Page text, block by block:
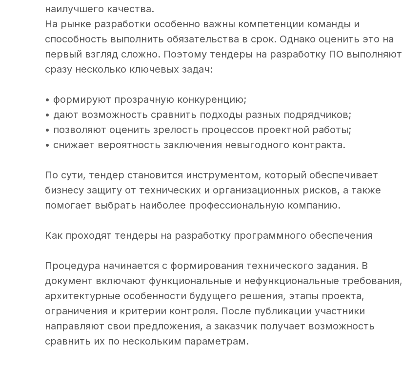
наилучшего качества.
На рынке разработки особенно важны компетенции команды и
способность выполнить обязательства в срок. Однако оценить это на
первый взгляд сложно. Поэтому тендеры на разработку ПО выполняют
сразу несколько ключевых задач:
• формируют прозрачную конкуренцию;
• дают возможность сравнить подходы разных подрядчиков;
• позволяют оценить зрелость процессов проектной работы;
• снижает вероятность заключения невыгодного контракта.
По сути, тендер становится инструментом, который обеспечивает
бизнесу защиту от технических и организационных рисков, а также
помогает выбрать наиболее профессиональную компанию.
Как проходят тендеры на разработку программного обеспечения
Процедура начинается с формирования технического задания. В
документ включают функциональные и нефункциональные требования,
архитектурные особенности будущего решения, этапы проекта,
ограничения и критерии контроля. После публикации участники
направляют свои предложения, а заказчик получает возможность
сравнить их по нескольким параметрам.